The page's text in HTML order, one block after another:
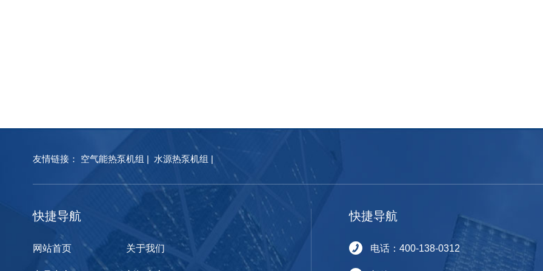
友情链接： 空气能热泵机组 | 水源热泵机组 |
快捷导航
网站首页 关于我们
快捷导航
电话：400-138-0312